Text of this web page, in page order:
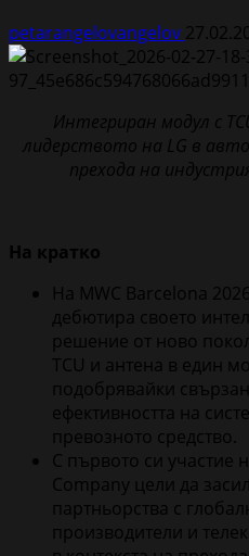
petarangelovangelov
Интегриран модул с
лидерството на LG в
прехода на
На кратко
На MWC Barcelona
дебютира своето
решение от ново
TCU и антена в един
подобрявайки
ефективността на
превозното средство.
С първото си участие
Company цели да
партньорства с
производители и